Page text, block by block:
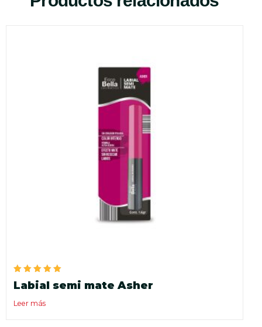
Valorado
en
de 5
Labial semi mate Asher
Leer más